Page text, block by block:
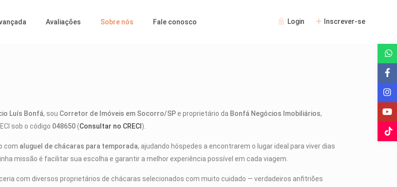
Login Inscrever-se
Avaliações Sobre nós Fale conosco
Luís Bonfá, sou Corretor de Imóveis em Socorro/SPe proprietário da Bonfá Negócios Imobiliários,
sob o código 048650(Consultar no CRECI ).
com aluguel de chácaras para temporada, ajudando hóspedes a encontrarem o lugar ideal para viver dias
missão é facilitar sua escolha e garantir a melhor experiência possível em cada viagem.
com diversos proprietários de chácaras selecionados com muito cuidado — verdadeiros anfitriões